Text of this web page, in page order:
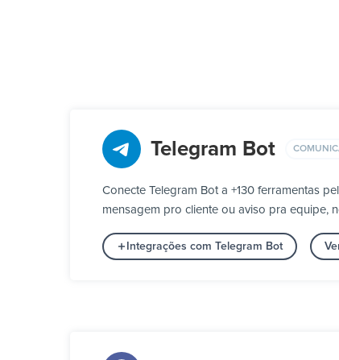
Telegram Bot
Conecte Telegram Bot a +130 ferramentas
mensagem pro cliente ou aviso pra equipe,
Integrações com Telegram Bot